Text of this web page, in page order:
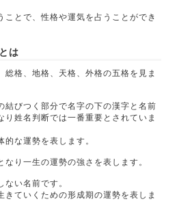
ことで、性格や運気を占うことができ
は
総格、地格、天格、外格の五格を見ま
結びつく部分で名字の下の漢字と名前
り姓名判断では一番重要とされていま
な運勢を表します。
なり一生の運勢の強さを表します。
い名前です。
きていくための形成期の運勢を表しま